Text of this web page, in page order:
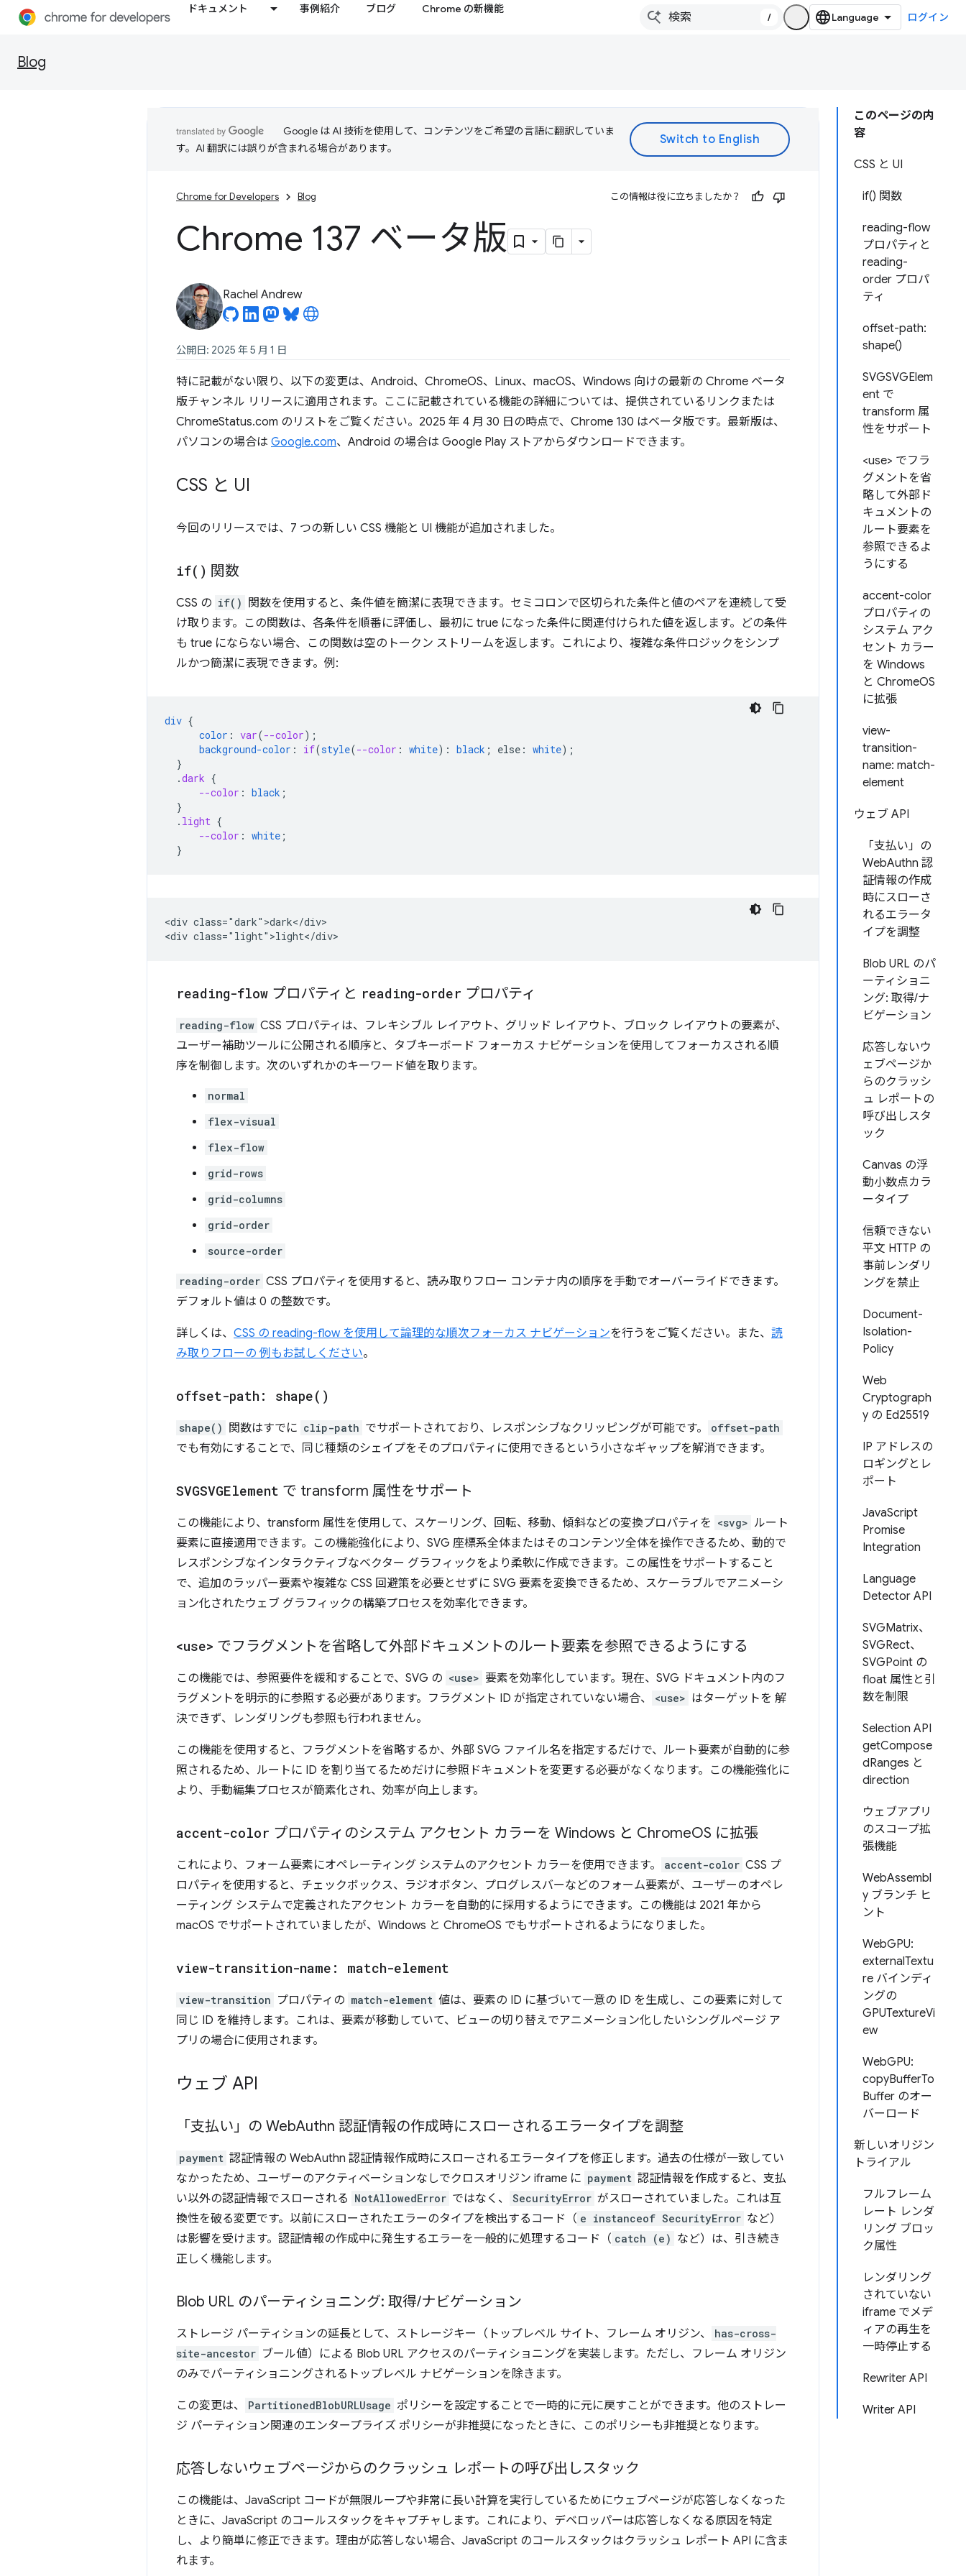
ドキュメント 事例紹介 ブログ Chrome の新機能
/ ログイン
Blog
このページの内
容
CSS と UI
if() 関数
reading-flow
プロパティと
reading-
order プロパ
ティ
offset-path:
shape()
SVGSVGElem
ent で
transform 属
性をサポート
<use> でフラ
グメントを省
略して外部ド
キュメントの
ルート要素を
参照できるよ
うにする
accent-color
プロパティの
システム アク
セント カラー
を Windows
と ChromeOS
に拡張
view-
transition-
name: match-
element
ウェブ API
「支払い」の
WebAuthn 認
証情報の作成
時にスローさ
れるエラータ
イプを調整
Blob URL のパ
ーティショニ
ング: 取得/ナ
ビゲーション
応答しないウ
ェブページか
らのクラッシ
ュ レポートの
呼び出しスタ
ック
Canvas の浮
動小数点カラ
ータイプ
信頼できない
平文 HTTP の
事前レンダリ
ングを禁止
Document-
Isolation-
Policy
Web
Cryptograph
y の Ed25519
IP アドレスの
ロギングとレ
ポート
JavaScript
Promise
Integration
Language
Detector API
SVGMatrix、
SVGRect、
SVGPoint の
float 属性と引
数を制限
Selection API
getCompose
dRanges と
direction
ウェブアプリ
のスコープ拡
張機能
WebAssembl
y ブランチ ヒ
ント
WebGPU:
externalTextu
re バインディ
ングの
GPUTextureVi
ew
WebGPU:
copyBufferTo
Buffer のオー
バーロード
新しいオリジン
トライアル
フルフレーム
レート レンダ
リング ブロッ
ク属性
レンダリング
されていない
iframe でメデ
ィアの再生を
一時停止する
Rewriter API
Writer API
Google は AI 技術を使用して、コンテンツをご希望の言語に翻訳していま
す。AI 翻訳には誤りが含まれる場合があります。
Chrome for Developers Blog この情報は役に立ちましたか？
Chrome 137 ベータ版
Rachel Andrew
公開日: 2025 年 5 月 1 日
特に記載がない限り、以下の変更は、Android、ChromeOS、Linux、macOS、Windows 向けの最新の Chrome ベータ
版チャンネル リリースに適用されます。ここに記載されている機能の詳細については、提供されているリンクまたは
ChromeStatus.com のリストをご覧ください。2025 年 4 月 30 日の時点で、Chrome 130 はベータ版です。最新版は、
パソコンの場合は Google.com、Android の場合は Google Play ストアからダウンロードできます。
CSS と UI
今回のリリースでは、7 つの新しい CSS 機能と UI 機能が追加されました。
if( ) 関数
CSS の if()
関数を使用すると、条件値を簡潔に表現できます。セミコロンで区切られた条件と値のペアを連続して受
け取ります。この関数は、各条件を順番に評価し、最初に true になった条件に関連付けられた値を返します。どの条件
も true にならない場合、この関数は空のトークン ストリームを返します。これにより、複雑な条件ロジックをシンプ
ルかつ簡潔に表現できます。例:
div {
color : var(--color);
background-color : if(style(--color : white) : black ; else : white);
}
.dark {
--color : black ;
}
. light {
--color : white ;
}
<div class="dark">dark</div>
reading-flow プロパティと reading-order プロパティ
reading-flow CSS プロパティは、フレキシブル レイアウト、グリッド レイアウト、ブロック レイアウトの要素が、
ユーザー補助ツールに公開される順序と、タブキーボード フォーカス ナビゲーションを使用してフォーカスされる順
序を制御します。次のいずれかのキーワード値を取ります。
normal
flex-visual
flex-flow
grid-rows
grid-columns
grid-order
source-order
reading-order CSS プロパティを使用すると、読み取りフロー コンテナ内の順序を手動でオーバーライドできます。
デフォルト値は 0 の整数です。
詳しくは、 CSS の reading-flow を使用して論理的な順次フォーカス ナビゲーションを行うをご覧ください。また、 読
み取りフローの 例もお試しください。
offset-path: shape( )
shape() 関数はすでに clip-path でサポートされており、レスポンシブなクリッピングが可能です。 offset-path
でも有効にすることで、同じ種類のシェイプをそのプロパティに使用できるという小さなギャップを解消できます。
SVGSVGElement で transform 属性をサポート
この機能により、transform 属性を使用して、スケーリング、回転、移動、傾斜などの変換プロパティを <svg> ルート
要素に直接適用できます。この機能強化により、SVG 座標系全体またはそのコンテンツ全体を操作できるため、動的で
レスポンシブなインタラクティブなベクター グラフィックをより柔軟に作成できます。この属性をサポートすること
で、追加のラッパー要素や複雑な CSS 回避策を必要とせずに SVG 要素を変換できるため、スケーラブルでアニメーシ
ョン化されたウェブ グラフィックの構築プロセスを効率化できます。
<use> でフラグメントを省略して外部ドキュメントのルート要素を参照できるようにする
この機能では、参照要件を緩和することで、SVG の <use> 要素を効率化しています。現在、SVG ドキュメント内のフ
ラグメントを明示的に参照する必要があります。フラグメント ID が指定されていない場合、
<use> はターゲットを 解
決できず、レンダリングも参照も行われません。
この機能を使用すると、フラグメントを省略するか、外部 SVG ファイル名を指定するだけで、ルート要素が自動的に参
照されるため、ルートに ID を割り当てるためだけに参照ドキュメントを変更する必要がなくなります。この機能強化に
より、手動編集プロセスが簡素化され、効率が向上します。
accent-color プロパティのシステム アクセント カラーを Windows と ChromeOS に拡張
これにより、フォーム要素にオペレーティング システムのアクセント カラーを使用できます。 accent-color CSS プ
ロパティを使用すると、チェックボックス、ラジオボタン、プログレスバーなどのフォーム要素が、ユーザーのオペレ
ーティング システムで定義されたアクセント カラーを自動的に採用するようにできます。この機能は 2021 年から
macOS でサポートされていましたが、Windows と ChromeOS でもサポートされるようになりました。
view-transition-name: match-element
view-transition プロパティの match-element 値は、要素の ID に基づいて一意の ID を生成し、この要素に対して
同じ ID を維持します。これは、要素が移動していて、ビューの切り替えでアニメーション化したいシングルページ ア
プリの場合に使用されます。
ウェブ API
「支払い」の WebAuthn 認証情報の作成時にスローされるエラータイプを調整
payment 認証情報の WebAuthn 認証情報作成時にスローされるエラータイプを修正します。過去の仕様が一致してい
なかったため、ユーザーのアクティベーションなしでクロスオリジン iframe に payment 認証情報を作成すると、支払
い以外の認証情報でスローされる NotAllowedError ではなく、 SecurityError がスローされていました。これは互
換性を破る変更です。以前にスローされたエラーのタイプを検出するコード（ e instanceof SecurityError など）
は影響を受けます。認証情報の作成中に発生するエラーを一般的に処理するコード（ catch (e) など）は、引き続き
正しく機能します。
Blob URL のパーティショニング: 取得/ナビゲーション
ストレージ パーティションの延長として、ストレージキー（トップレベル サイト、フレーム オリジン、
has-cross-
site-ancestor ブール値）による Blob URL アクセスのパーティショニングを実装します。ただし、フレーム オリジン
のみでパーティショニングされるトップレベル ナビゲーションを除きます。
この変更は、 PartitionedBlobURLUsage ポリシーを設定することで一時的に元に戻すことができます。他のストレー
ジ パーティション関連のエンタープライズ ポリシーが非推奨になったときに、このポリシーも非推奨となります。
応答しないウェブページからのクラッシュ レポートの呼び出しスタック
この機能は、JavaScript コードが無限ループや非常に長い計算を実行しているためにウェブページが応答しなくなった
ときに、JavaScript のコールスタックをキャプチャします。これにより、デベロッパーは応答しなくなる原因を特定
し、より簡単に修正できます。理由が応答しない場合、JavaScript のコールスタックはクラッシュ レポート API に含ま
れます。